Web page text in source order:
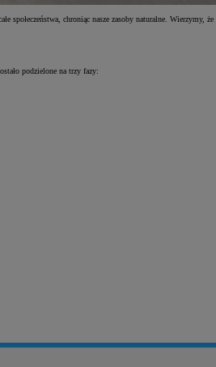
chroniąc nasze zasoby naturalne.
podzielone na trzy fazy: